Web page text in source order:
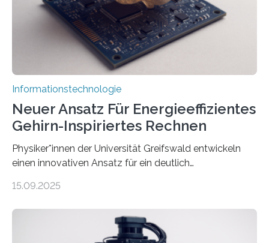
Animation, bei der Stimme, Körperbewegung, Gestik
und Mimik im Einklang sind…
Informationstechnologie
Neuer Ansatz Für Energieeffizientes
Gehirn-Inspiriertes Rechnen
Physiker*innen der Universität Greifswald entwickeln
einen innovativen Ansatz für ein deutlich
Lösungsweg ist inspiriert vom menschlichen Gehirn. Die
stellt die heutige Computertechnik vor
Herausforderungen. Herkömmliche Silizium-
15.09.2025